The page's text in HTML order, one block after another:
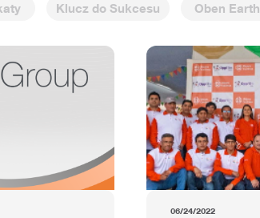
Klucz do Sukcesu Oben Earth
06/24/2022